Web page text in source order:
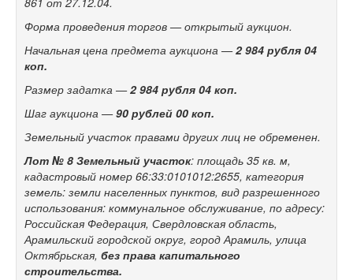
Форма проведения торгов — открытый аукцион.
Начальная цена предмета аукциона —2 984 рубля 04
коп.
Размер задатка —2 984 рубля 04 коп.
Шаг аукциона —90 рублей 00 коп.
Земельный участок правами других лиц не обременен.
Лот № 8 Земельный участок: площадь 35 кв. м,
кадастровый номер 66:33:0101012:2655, категория
земель: земли населенных пунктов, вид разрешенного
использования: коммунальное обслуживание, по адресу:
Российская Федерация, Свердловская область,
Арамильский городской округ, город Арамиль, улица
Октябрьская, без права капитального
строительства.